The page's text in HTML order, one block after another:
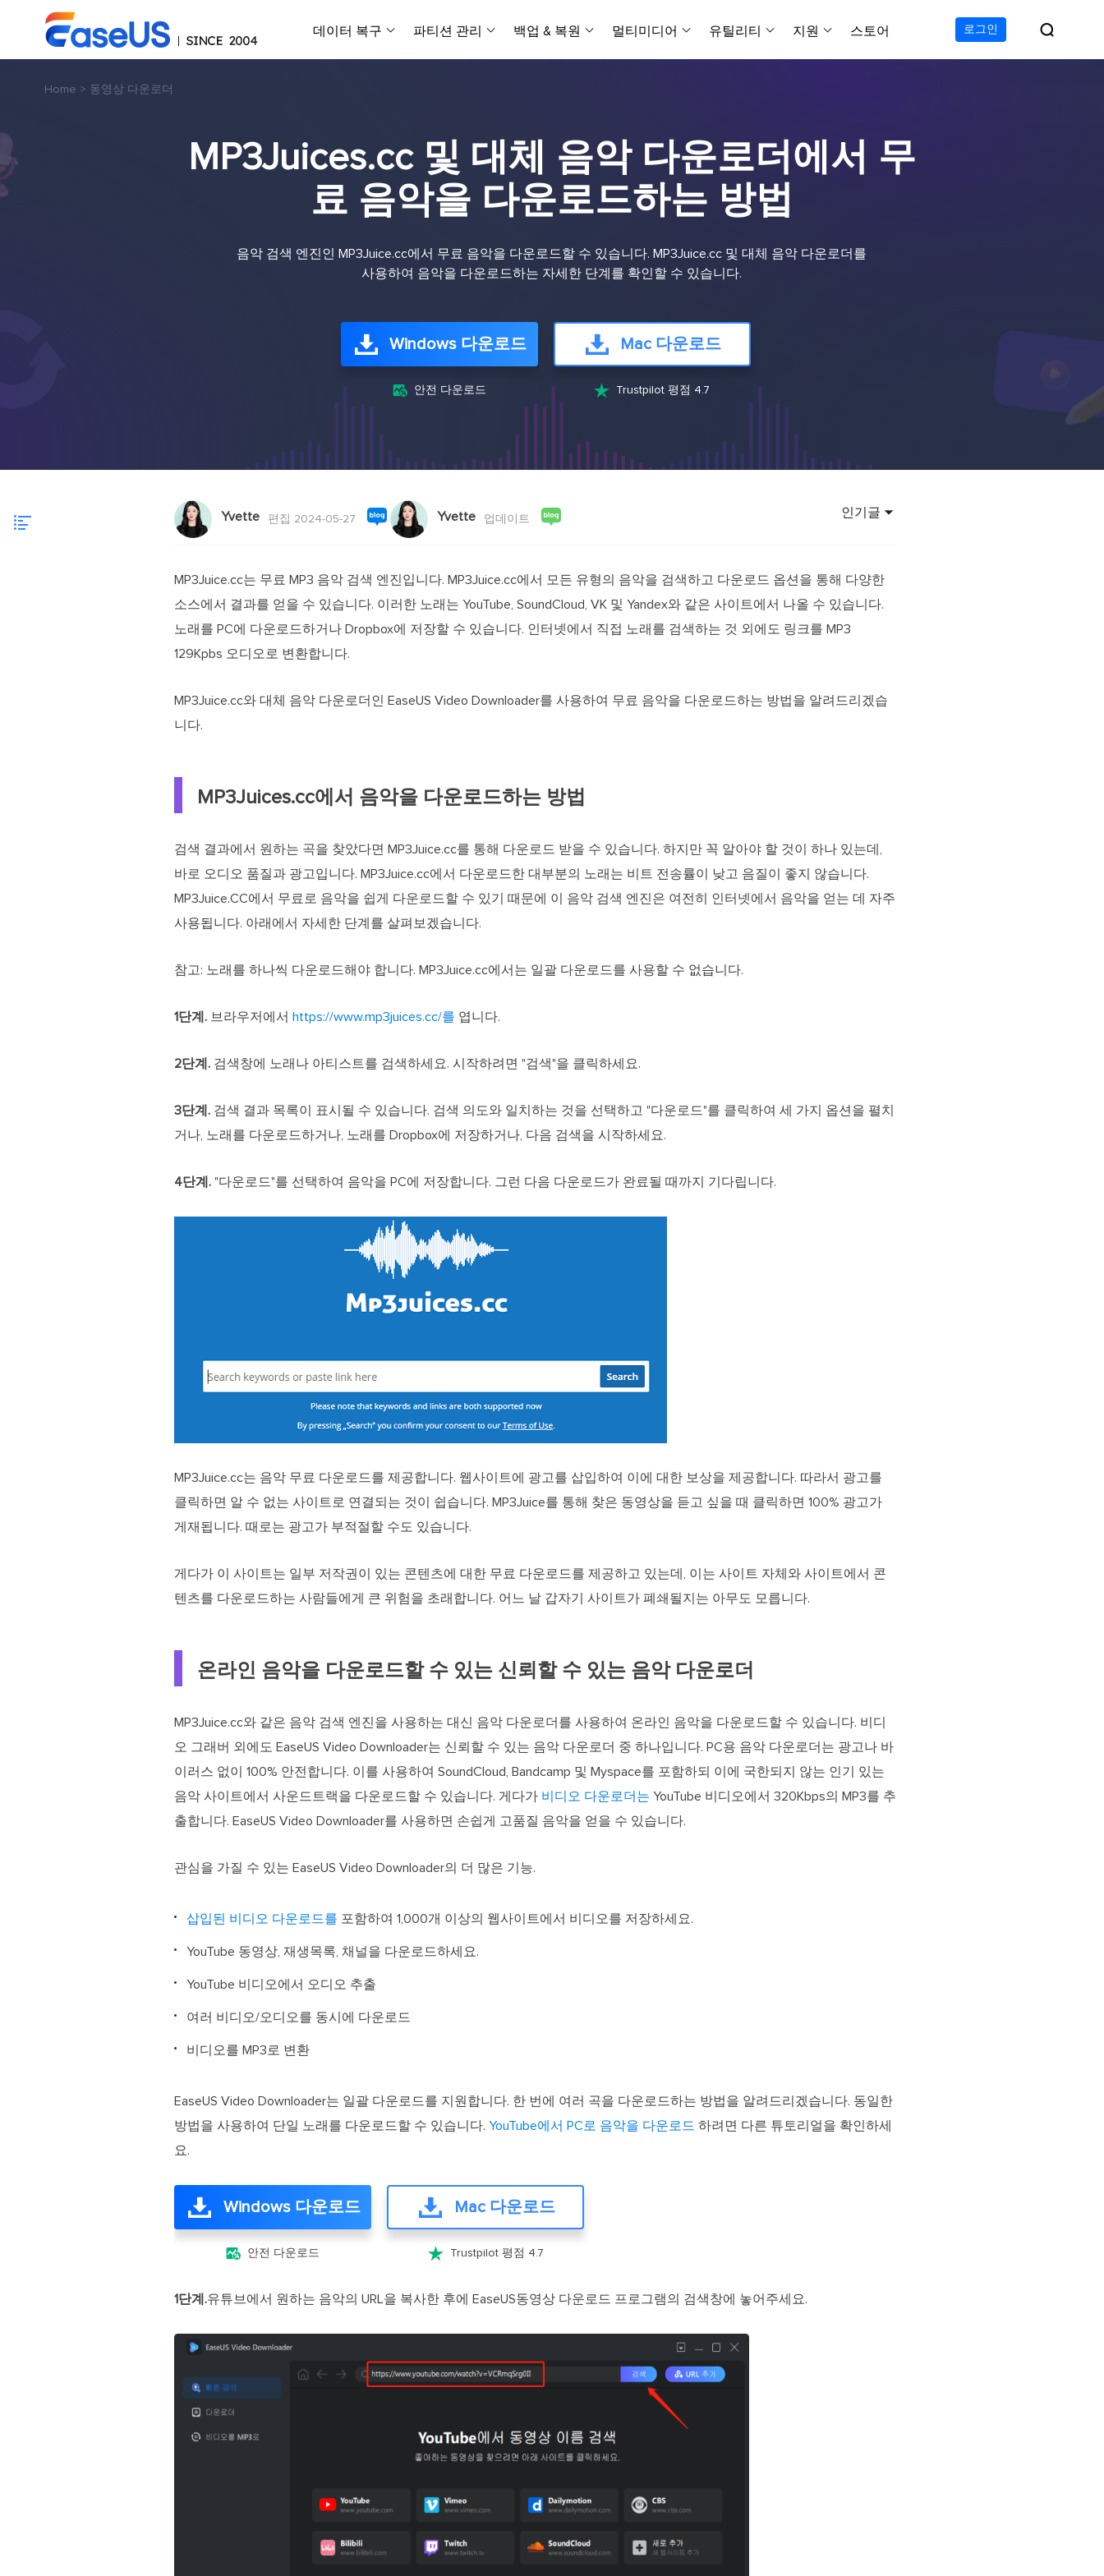
데이터 복구
데이터 복구 마법사 Mac
Mac 데이터 복구
MobiSaver (iOS & Android)
파티션 복구
AI 복원 AI-Powered
손상된 동영상, 사진 및 파일 복구
데이터 복구 무료
데이터 복구 프로
데이터 복구 테크니션
휴지통 비우기 복구
USB 데이터 복구
외장하드 데이터 복구
데이터 복구 테크니션
데이터 복구 무료
데이터 복구 프로
Android기기
데이터 복구 프로
손상된 동영상 복구
손상된 사진 복구
손상된 파일 복구
온라인 동영상 복구
온리인 파일 복구
파티션 관리
파티션 마스터 Mac
Mac 디스크 관리 도구
파티션 마스터 기업
디스크 복제
하드 디스크 복제 테크니션
백업 & 복원
투두 백업 기업버전
워크스테이션 및 서버 백업 솔루션
투두 백업 테크니션
중앙 집중식 솔루션
투두 백업 Mac
멀티미디어
비디오/오디오/웹캠 녹화
스크린샷
무료 컴퓨터 캡쳐 도구
온라인 스크린 레코더
온라인에서 무료 화면 녹화하기
간편한 동영상 편집 소프트웨어
동영상 다운로더
동영상 다운로드 맟 음원 추출
비디오 키트
올인원 비디오 변환 툴깃
고품질 콘텐츠 생성을 위한 AI 워크플로우
올인원 비디오 툴킷
오디오 툴
벨소리 에디터
유틸리티
파일 관리
아이폰 도구
기타 제품
AppMove
로컬 디스크 간에 앱 전송
무비무버
ChatTrans
OS2Go
Windows To Go 제작자
PC 전송 테크니션
지원
다운로드
설치 프로그램 다운로드
스토어 로그인 
Home > 동영상 다운로더
MP3Juices.cc 및 대체 음악 다운로더에서 무
료 음악을 다운로드하는 방법
음악 검색 엔진인 MP3Juice.cc에서 무료 음악을 다운로드할 수 있습니다. MP3Juice.cc 및 대체 음악 다운로더를
사용하여 음악을 다운로드하는 자세한 단계를 확인할 수 있습니다.
Windows 다운로드
 안전 다운로드
Mac 다운로드
 Trustpilot 평점 4.7
Yvette 편집 2024-05-27 Yvette 업데이트 인기글
MP3Juice.cc는 무료 MP3 음악 검색 엔진입니다. MP3Juice.cc에서 모든 유형의 음악을 검색하고 다운로드 옵션을 통해 다양한
소스에서 결과를 얻을 수 있습니다. 이러한 노래는 YouTube, SoundCloud, VK 및 Yandex와 같은 사이트에서 나올 수 있습니다.
노래를 PC에 다운로드하거나 Dropbox에 저장할 수 있습니다. 인터넷에서 직접 노래를 검색하는 것 외에도 링크를 MP3
129Kpbs 오디오로 변환합니다.
MP3Juice.cc와 대체 음악 다운로더인 EaseUS Video Downloader를 사용하여 무료 음악을 다운로드하는 방법을 알려드리겠습
니다.
MP3Juices.cc에서 음악을 다운로드하는 방법
검색 결과에서 원하는 곡을 찾았다면 MP3Juice.cc를 통해 다운로드 받을 수 있습니다. 하지만 꼭 알아야 할 것이 하나 있는데,
바로 오디오 품질과 광고입니다. MP3Juice.cc에서 다운로드한 대부분의 노래는 비트 전송률이 낮고 음질이 좋지 않습니다.
MP3Juice.CC에서 무료로 음악을 쉽게 다운로드할 수 있기 때문에 이 음악 검색 엔진은 여전히 인터넷에서 음악을 얻는 데 자주
사용됩니다. 아래에서 자세한 단계를 살펴보겠습니다.
참고: 노래를 하나씩 다운로드해야 합니다. MP3Juice.cc에서는 일괄 다운로드를 사용할 수 없습니다.
1단계. 브라우저에서 https://www.mp3juices.cc/를 엽니다.
2단계. 검색창에 노래나 아티스트를 검색하세요. 시작하려면 "검색"을 클릭하세요.
3단계. 검색 결과 목록이 표시될 수 있습니다. 검색 의도와 일치하는 것을 선택하고 "다운로드"를 클릭하여 세 가지 옵션을 펼치
거나, 노래를 다운로드하거나, 노래를 Dropbox에 저장하거나, 다음 검색을 시작하세요.
4단계. "다운로드"를 선택하여 음악을 PC에 저장합니다. 그런 다음 다운로드가 완료될 때까지 기다립니다.
MP3Juice.cc는 음악 무료 다운로드를 제공합니다. 웹사이트에 광고를 삽입하여 이에 대한 보상을 제공합니다. 따라서 광고를
클릭하면 알 수 없는 사이트로 연결되는 것이 쉽습니다. MP3Juice를 통해 찾은 동영상을 듣고 싶을 때 클릭하면 100% 광고가
게재됩니다. 때로는 광고가 부적절할 수도 있습니다.
게다가 이 사이트는 일부 저작권이 있는 콘텐츠에 대한 무료 다운로드를 제공하고 있는데, 이는 사이트 자체와 사이트에서 콘
텐츠를 다운로드하는 사람들에게 큰 위험을 초래합니다. 어느 날 갑자기 사이트가 폐쇄될지는 아무도 모릅니다.
온라인 음악을 다운로드할 수 있는 신뢰할 수 있는 음악 다운로더
MP3Juice.cc와 같은 음악 검색 엔진을 사용하는 대신 음악 다운로더를 사용하여 온라인 음악을 다운로드할 수 있습니다. 비디
오 그래버 외에도 EaseUS Video Downloader는 신뢰할 수 있는 음악 다운로더 중 하나입니다. PC용 음악 다운로더는 광고나 바
이러스 없이 100% 안전합니다. 이를 사용하여 SoundCloud, Bandcamp 및 Myspace를 포함하되 이에 국한되지 않는 인기 있는
음악 사이트에서 사운드트랙을 다운로드할 수 있습니다. 게다가 비디오 다운로더는 YouTube 비디오에서 320Kbps의 MP3를 추
출합니다. EaseUS Video Downloader를 사용하면 손쉽게 고품질 음악을 얻을 수 있습니다.
관심을 가질 수 있는 EaseUS Video Downloader의 더 많은 기능.
삽입된 비디오 다운로드를 포함하여 1,000개 이상의 웹사이트에서 비디오를 저장하세요.
YouTube 동영상, 재생목록, 채널을 다운로드하세요.
YouTube 비디오에서 오디오 추출
여러 비디오/오디오를 동시에 다운로드
비디오를 MP3로 변환
EaseUS Video Downloader는 일괄 다운로드를 지원합니다. 한 번에 여러 곡을 다운로드하는 방법을 알려드리겠습니다. 동일한
방법을 사용하여 단일 노래를 다운로드할 수 있습니다. YouTube에서 PC로 음악을 다운로드 하려면 다른 튜토리얼을 확인하세
요.
Windows 다운로드
 안전 다운로드
Mac 다운로드
 Trustpilot 평점 4.7
1단계.유튜브에서 원하는 음악의 URL을 복사한 후에 EaseUS동영상 다운로드 프로그램의 검색창에 놓어주세요.